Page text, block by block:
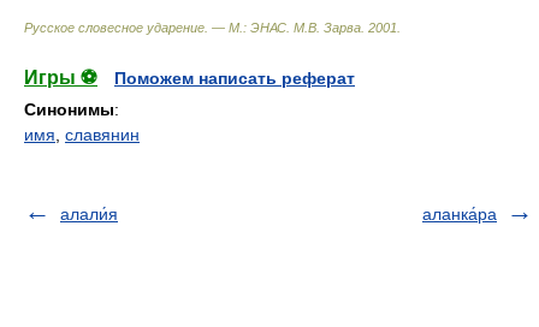
Русское словесное ударение. — М.: ЭНАС М.В. Зарва 2001
Игры ⚽
Поможем написать реферат
Синонимы:
имя славянин
алали́я аланка́ра